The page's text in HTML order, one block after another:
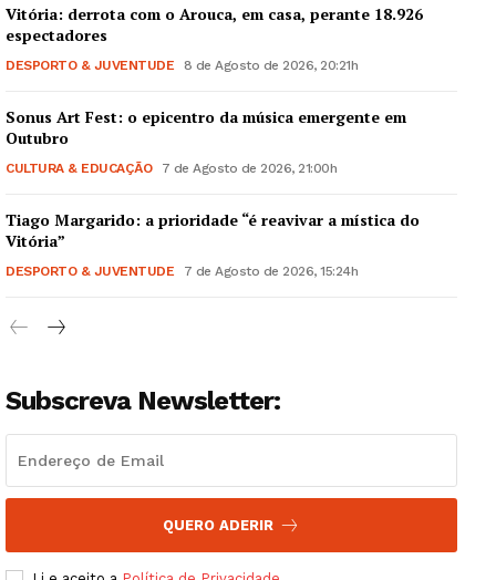
Guimarães, agora!
Institucional
Artigos
Edição Digital
Grande Entrevista
Vitória: derrota com o Arouca, em casa, perante 18.926
espectadores
DESPORTO & JUVENTUDE 8 de Agosto de 2026, 20:21h
Sonus Art Fest: o epicentro da música emergente em
Outubro
CULTURA & EDUCAÇÃO 7 de Agosto de 2026, 21:00h
Tiago Margarido: a prioridade “é reavivar a mística do
Vitória”
DESPORTO & JUVENTUDE 7 de Agosto de 2026, 15:24h
Subscreva Newsletter:
QUERO ADERIR